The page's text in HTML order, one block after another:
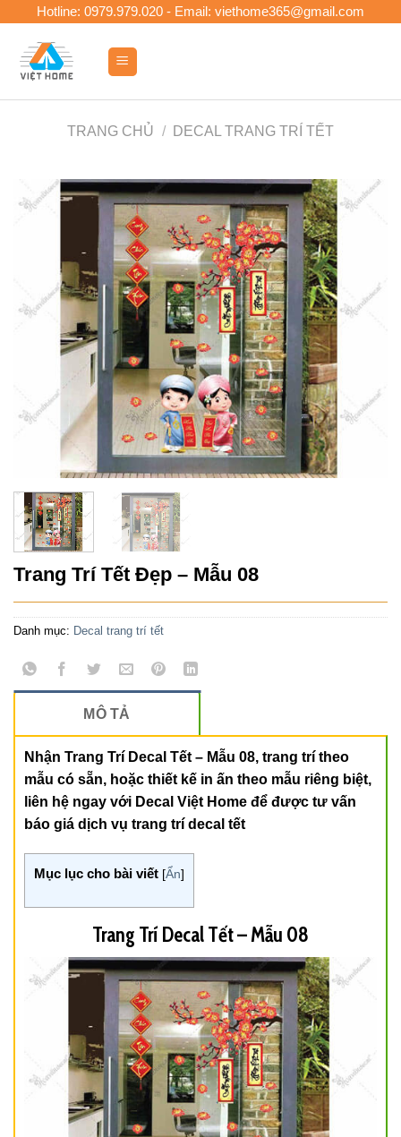
content
Hotline: 0979.979.020 - Email: viethome365@gmail.com
TRANG CHỦ / DECAL TRANG TRÍ TẾT
Trang Trí Tết Đẹp – Mẫu 08
Danh mục: Decal trang trí tết
MÔ TẢ
Nhận Trang Trí Decal Tết – Mẫu 08, trang trí theo
mẫu có sẵn, hoặc thiết kế in ấn theo mẫu riêng biệt,
liên hệ ngay với Decal Việt Home để được tư vấn
báo giá dịch vụ trang trí decal tết
Mục lục cho bài viết [Ẩn]
Trang Trí Decal Tết – Mẫu 08